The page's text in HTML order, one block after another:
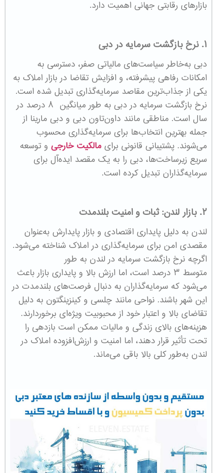
بازارهای رقابتی جهانی اهمیت دارد.
۱. نرخ بازگشت سرمایه در دبی
دبی به‌خاطر سیاست‌های مالیاتی صفر، دسترسی به
امکانات رفاهی پیشرفته، و افزایش تقاضا در بازار املاک به
یکی از جذاب‌ترین مقاصد سرمایه‌گذاری تبدیل شده است.
نرخ بازگشت سرمایه در دبی به طور میانگین ۸ درصد در
سال است. مناطقی مانند داون‌تاون دبی و دبی مارینا از
جمله بهترین انتخاب‌ها برای سرمایه‌گذاری محسوب
می‌شوند. پشتیبانی قانونی برایمالکیت خارجی و توسعه
سریع زیرساخت‌ها، دبی را به یک مقصد ایده‌آل برای
سرمایه‌گذاران تبدیل کرده است.
۲. بازار لندن: ثبات و امنیت بلندمدت
لندن به دلیل پایداری اقتصادی و بازار پایدارش به‌عنوان
مقصدی امن برای سرمایه‌گذاری در املاک شناخته می‌شود.
اگرچه نرخ بازگشت سرمایه در لندن به طور
متوسط ۳ درصد است، اما ارزش بالا و پایداری بازار باعث
می‌شود که سرمایه‌گذاران به دنبال فرصت‌های بلندمدت در
این شهر باشند. نواحی مانند چلسی و کینزینگتون به دلیل
تقاضای بالا و اعتبار خود از محبوبیت ویژه‌ای برخوردارند.
هزینه‌های بالای زندگی و مالیات ممکن است بازدهی را
تحت تأثیر قرار دهند، اما امنیت و ارزش‌افزوده املاک در
لندن به‌طور کلی بالا باقی می‌ماند.